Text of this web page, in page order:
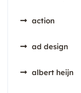
action
ad design
albert heijn